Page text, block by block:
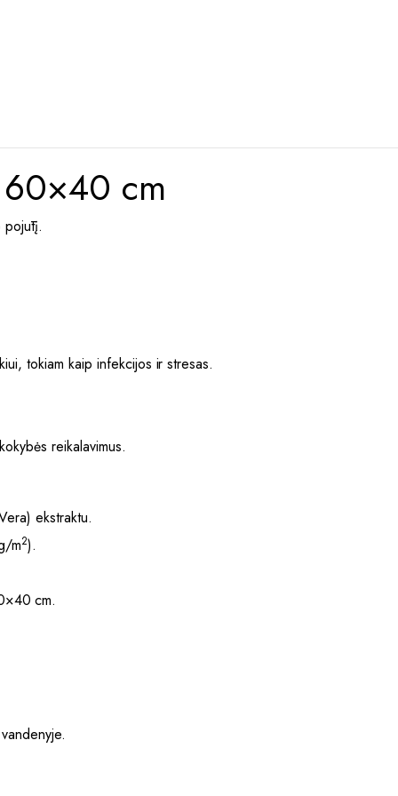
60×40 cm
pojūtį.
tokiam kaip infekcijos ir stresas.
reikalavimus.
ekstraktu.
m2).
cm.